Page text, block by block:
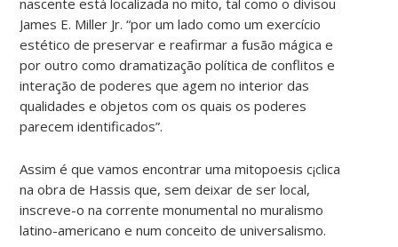
James E. Miller Jr. “por um lado como um exercício
estético de preservar e reafirmar a fusão mágica e
por outro como dramatização política de conflitos e
interação de poderes que agem no interior das
qualidades e objetos com os quais os poderes
parecem identificados”.
Assim é que vamos encontrar uma mitopoesis c¡clica
na obra de Hassis que, sem deixar de ser local,
inscreve-o na corrente monumental no muralismo
latino-americano e num conceito de universalismo.